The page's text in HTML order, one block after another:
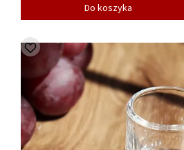
Do koszyka